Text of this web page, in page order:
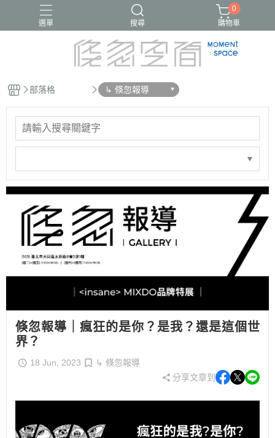
選單 搜尋
0
購物車
部落格 ↳ 倏忽報導
倏忽報導｜瘋狂的是你？是我？還是這個世
界？
18 Jun, 2023
↳ 倏忽報導
分享文章到